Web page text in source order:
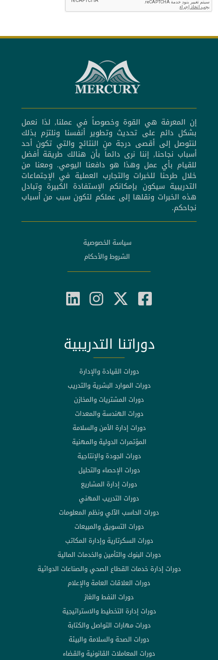
إن المعرفة هي القوة وخصوصاً في عملنا, لذا نعمل
بشكل دائم على تحديث وتطوير أنفسنا ونلتزم بذلك
لنتوصل إلى أقصى درجة من النتائج والتي تكون أحد
أسباب نجاحنا, إننا نرى دائماً بأن هنالك طريقة أفضل
للقيام بأي عمل وهذا هو دافعنا اليومي. ومعنا من
خلال طرحنا للخبرات والتجارب العملية في الإجتماعات
التدريبية سيكون بإمكانكم الإستفادة الكبيرة وتبادل
هذه الخبرات ونقلها إلى عملكم لتكون سبب من أسباب
نجاحكم.
سياسة الخصوصية
الشروط والأحكام
دوراتنا التدريبية
دورات القيادة والإدارة
دورات الموارد البشرية والتدريب
دورات المشتريات والمخازن
دورات الهندسة والمعدات
دورات إدارة الأمن والسلامة
المؤتمرات الدولية والمهنية
دورات الجودة والإنتاجية
دورات الإحصاء والتحليل
دورات إدارة المشاريع
دورات التدريب المهني
دورات الحاسب الآلي ونظم المعلومات
دورات التسويق والمبيعات
دورات السكرتارية وإدارة المكاتب
دورات البنوك والتأمين والخدمات المالية
دورات إدارة خدمات القطاع الصحي والصناعات الدوائية
دورات العلاقات العامة والإعلام
دورات النفط والغاز
دورات إدارة التخطيط والاستراتيجية
دورات مهارات التواصل والكتابة
دورات الصحة والسلامة والبيئة
دورات المعاملات القانونية والقضاء